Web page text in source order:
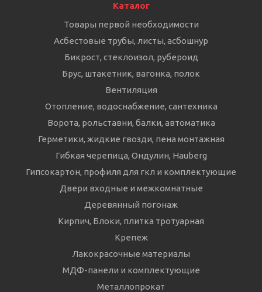
Каталог
Товары первой необходимости
Асбестовые трубы, листы, асбошнур
Бикрост, стеклоизол, рубероид
Брус, штакетник, вагонка, полок
Вентиляция
Отопление, водоснабжение, сантехника
Ворота, рольставни, балки, автоматика
Герметики, жидкие гвозди, пена монтажная
Гибкая черепица, Ондулин, Hauberg
Гипсокартон, профиля для гкл и комплектующие
Двери входные и межкомнатные
Деревянный погонаж
Кирпич, Блоки, плитка тротуарная
Крепеж
Лакокрасочные материалы
МДФ-панели и комплектующие
Металлопрокат